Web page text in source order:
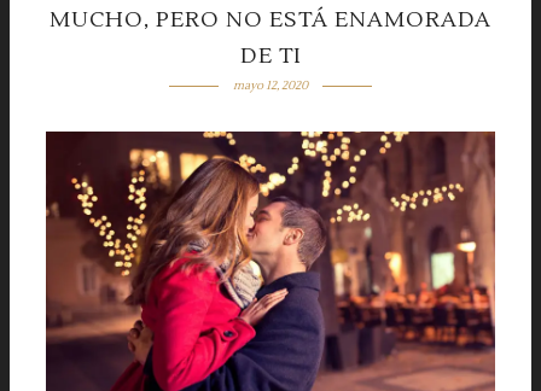
MUCHO, PERO NO ESTÁ ENAMORADA
DE TI
mayo 12, 2020